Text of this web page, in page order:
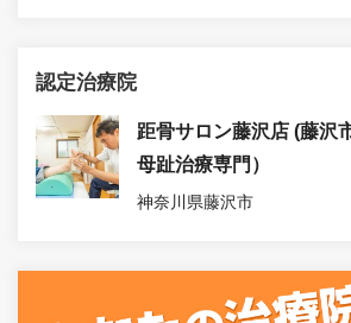
認定治療院
距骨サロン藤沢店 (藤沢
母趾治療専門）
神奈川県藤沢市